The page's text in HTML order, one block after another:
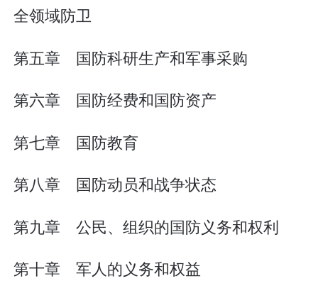
全领域防卫
第五章 国防科研生产和军事采购
第六章 国防经费和国防资产
第七章 国防教育
第八章 国防动员和战争状态
第九章 公民、组织的国防义务和权利
第十章 军人的义务和权益